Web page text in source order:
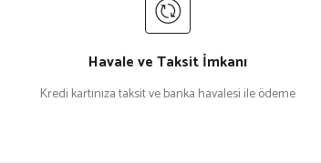
Havale ve Taksit İmkanı
Kredi kartınıza taksit ve banka havalesi ile ödeme